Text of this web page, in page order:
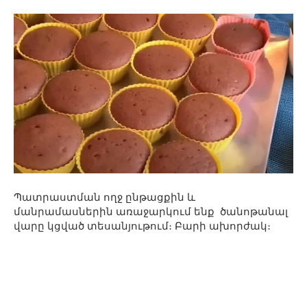
Պատրաստման ողջ ընթացքին և
մանրամասներին առաջարկում ենք ծանոթանալ
վարը կցված տեսանյութում։ Բարի ախորժակ։